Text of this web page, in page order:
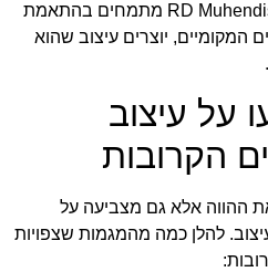
RD מתמחים בהתאמת
המקומיים, יוצרים עיצוב שהוא
על עיצוב
הקרובות
ההווה אלא גם מצביעה על
להלן כמה מהמגמות שצפויות